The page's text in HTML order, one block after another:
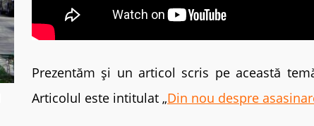
Prezentăm și un articol scris pe această
Articolul este intitulat „Din nou despre